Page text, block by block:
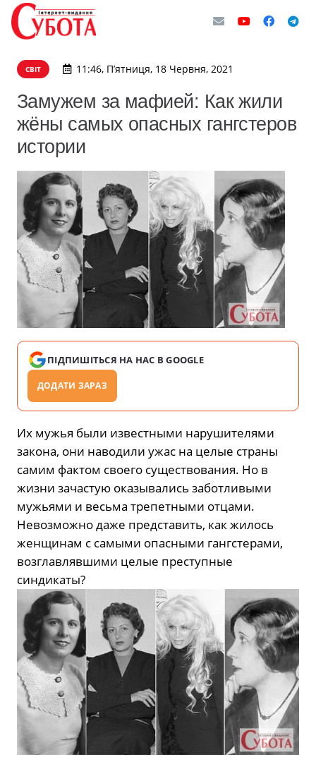
СВІТ 11:46, П’ятниця, 18 Червня, 2021
Замужем за мафией: Как жили
жёны самых опасных гангстеров
истории
ПІДПИШІТЬСЯ НА НАС В GOOGLE
ДОДАТИ ЗАРАЗ
Их мужья были известными нарушителями
закона, они наводили ужас на целые страны
самим фактом своего существования. Но в
жизни зачастую оказывались заботливыми
мужьями и весьма трепетными отцами.
Невозможно даже представить, как жилось
женщинам с самыми опасными гангстерами,
возглавлявшими целые преступные
синдикаты?